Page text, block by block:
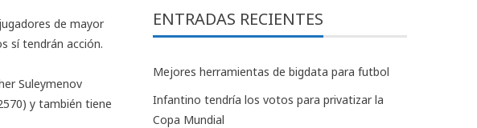
de mayor
sí tendrán acción.
Suleymenov
y también tiene
ENTRADAS RECIENTES
Mejores herramientas de bigdata para futbol
Infantino tendría los votos para privatizar la
Copa Mundial